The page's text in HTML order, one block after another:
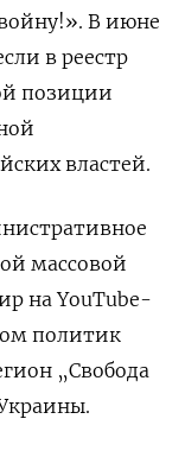
В июне
в реестр
позиции
властей.
массовой
на YouTube-
политик
„Свобода